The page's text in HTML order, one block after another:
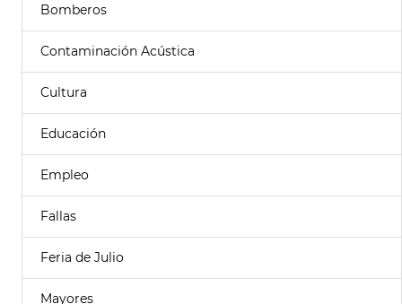
Bomberos
Contaminación Acústica
Cultura
Educación
Empleo
Fallas
Feria de Julio
Mayores